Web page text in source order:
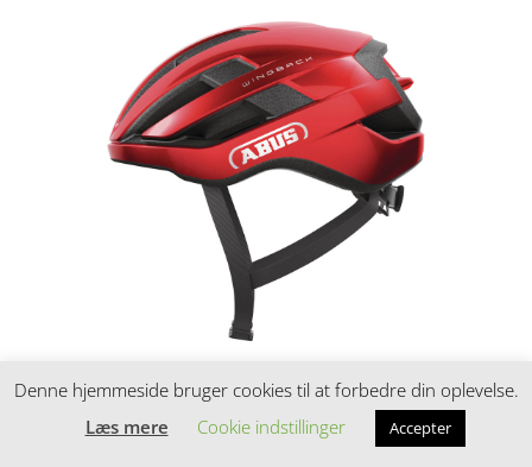
Performance red
Vurderet899,00
Denne hjemmeside bruger cookies til at forbedre din oplevelse.
Læs mere
Cookie indstillinger Accepter